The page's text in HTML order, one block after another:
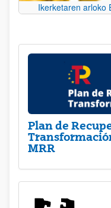
Ikerketaren arloko
Plan de
MRR